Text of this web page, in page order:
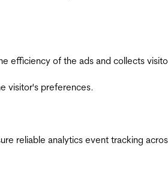
efficiency of the ads and collects
visitor's preferences.
reliable analytics event tracking